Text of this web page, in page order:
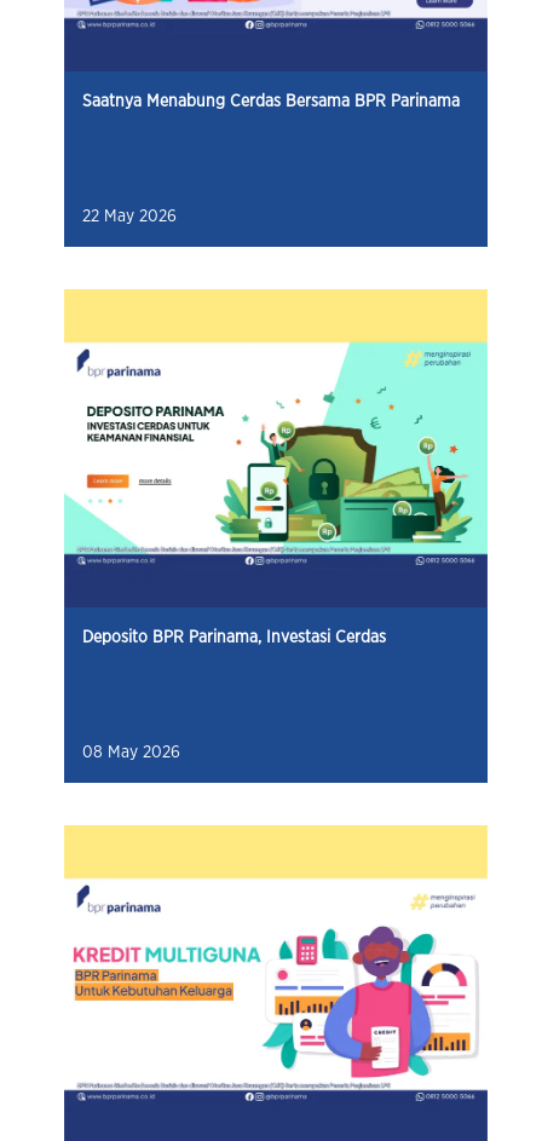
Saatnya Menabung Cerdas Bersama BPR Parinama
22 May 2026
Deposito BPR Parinama, Investasi Cerdas
08 May 2026